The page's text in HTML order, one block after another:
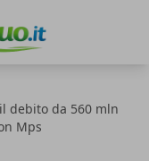
debito da 560 mln
Mps